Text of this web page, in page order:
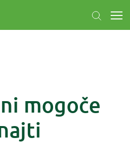
mogoče